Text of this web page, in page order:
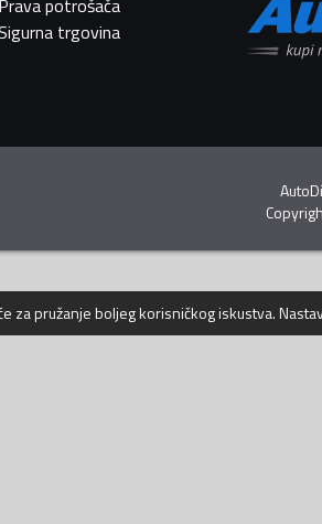
Prava potrošača
trgovina
za pružanje boljeg korisničkog iskustva.